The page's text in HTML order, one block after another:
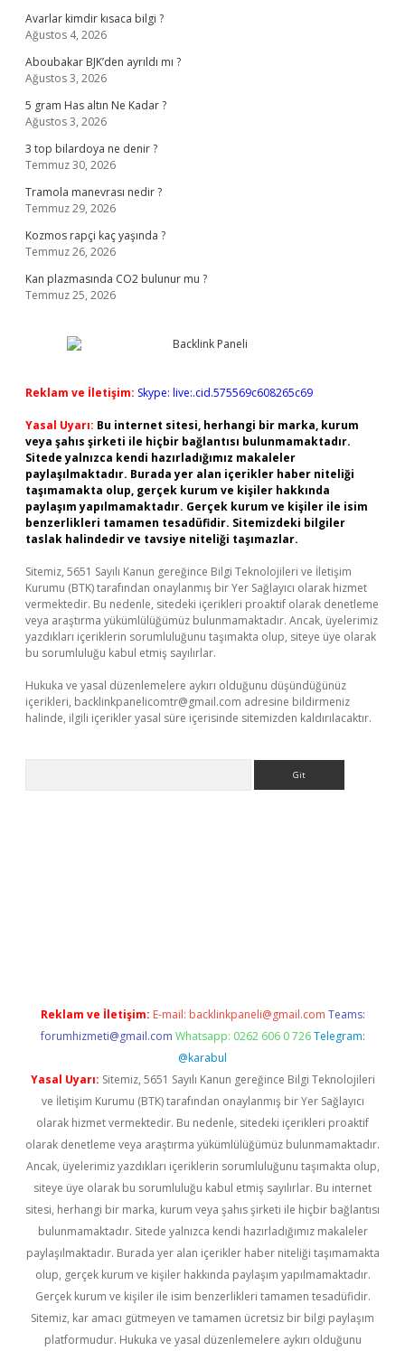
Avarlar kimdir kısaca bilgi ?
Ağustos 4, 2026
Aboubakar BJK’den ayrıldı mı ?
Ağustos 3, 2026
5 gram Has altın Ne Kadar ?
Ağustos 3, 2026
3 top bilardoya ne denir ?
Temmuz 30, 2026
Tramola manevrası nedir ?
Temmuz 29, 2026
Kozmos rapçi kaç yaşında ?
Temmuz 26, 2026
Kan plazmasında CO2 bulunur mu ?
Temmuz 25, 2026
Reklam ve İletişim: Skype: live:.cid.575569c608265c69
Yasal Uyarı: Bu internet sitesi, herhangi bir marka, kurum
veya şahıs şirketi ile hiçbir bağlantısı bulunmamaktadır.
Sitede yalnızca kendi hazırladığımız makaleler
paylaşılmaktadır. Burada yer alan içerikler haber niteliği
taşımamakta olup, gerçek kurum ve kişiler hakkında
paylaşım yapılmamaktadır. Gerçek kurum ve kişiler ile isim
benzerlikleri tamamen tesadüfidir. Sitemizdeki bilgiler
taslak halindedir ve tavsiye niteliği taşımazlar.
Sitemiz, 5651 Sayılı Kanun gereğince Bilgi Teknolojileri ve İletişim
Kurumu (BTK) tarafından onaylanmış bir Yer Sağlayıcı olarak hizmet
vermektedir. Bu nedenle, sitedeki içerikleri proaktif olarak denetleme
veya araştırma yükümlülüğümüz bulunmamaktadır. Ancak, üyelerimiz
yazdıkları içeriklerin sorumluluğunu taşımakta olup, siteye üye olarak
bu sorumluluğu kabul etmiş sayılırlar.
Hukuka ve yasal düzenlemelere aykırı olduğunu düşündüğünüz
içerikleri, backlinkpanelicomtr@gmail.com adresine bildirmeniz
halinde, ilgili içerikler yasal süre içerisinde sitemizden kaldırılacaktır.
Reklam ve İletişim: E-mail: backlinkpaneli@gmail.com Teams:
forumhizmeti@gmail.com Whatsapp: 0262 606 0 726 Telegram:
@karabul
Yasal Uyarı: Sitemiz, 5651 Sayılı Kanun gereğince Bilgi Teknolojileri
ve İletişim Kurumu (BTK) tarafından onaylanmış bir Yer Sağlayıcı
olarak hizmet vermektedir. Bu nedenle, sitedeki içerikleri proaktif
olarak denetleme veya araştırma yükümlülüğümüz bulunmamaktadır.
Ancak, üyelerimiz yazdıkları içeriklerin sorumluluğunu taşımakta olup,
siteye üye olarak bu sorumluluğu kabul etmiş sayılırlar. Bu internet
sitesi, herhangi bir marka, kurum veya şahıs şirketi ile hiçbir bağlantısı
bulunmamaktadır. Sitede yalnızca kendi hazırladığımız makaleler
paylaşılmaktadır. Burada yer alan içerikler haber niteliği taşımamakta
olup, gerçek kurum ve kişiler hakkında paylaşım yapılmamaktadır.
Gerçek kurum ve kişiler ile isim benzerlikleri tamamen tesadüfidir.
Sitemiz, kar amacı gütmeyen ve tamamen ücretsiz bir bilgi paylaşım
platformudur. Hukuka ve yasal düzenlemelere aykırı olduğunu